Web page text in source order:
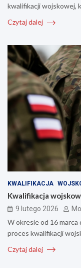
kwalifikacji wojskowej,
Czytaj dalej
KWALIFIKACJA
Kwalifikacja
9 lutego 2026
W okresie od 16
proces kwalifikacji
Czytaj dalej